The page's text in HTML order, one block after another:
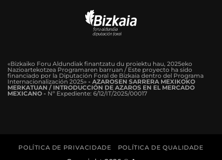
«Bizkaiko Foru Aldundiak finantzatu du proiektu hau, 2025eko
Nazioartekotzea Programaren barruan / Este proyecto ha sido
financiado por la Diputación Foral de Bizkaia dentro del Programa
Internacionalización 2025» - AZAROSEN SARRERA MEXIKOKO
MERKATUAN / INTRODUCCIÓN DE AZAROS EN EL MERCADO
MEXICANO - Nº Expediente: 6/12/IT/2025/00017
POLÍTICA DE PRIVACIDADE POLÍTICA DE QUALIDADE